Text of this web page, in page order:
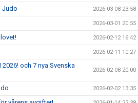
Judo 2026-03-08 23:58
2026-03-01 20:55
2026-02-12 16:42
2026-02-11 10:27
och 7 nya Svenska
2026-02-08 20:00
2026-02-02 13:35